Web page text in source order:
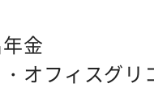
金
オフィスグ